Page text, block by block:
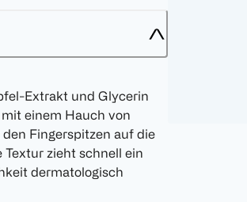
Extrakt und Glycerin
einem Hauch von
den Fingerspitzen auf die
zieht schnell ein
dermatologisch